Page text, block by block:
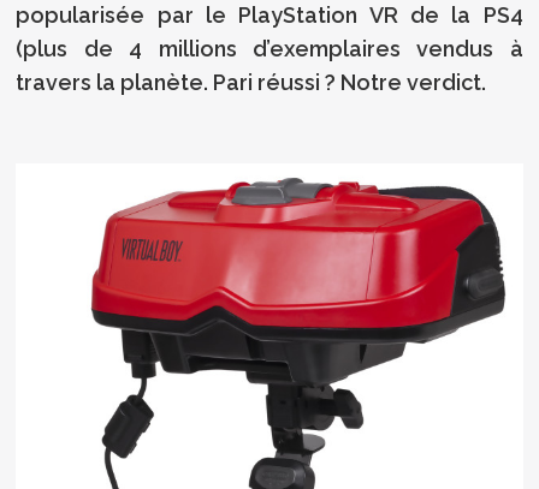
popularisée par le PlayStation VR de la PS4
(plus de 4 millions d’exemplaires vendus à
travers la planète. Pari réussi ? Notre verdict.